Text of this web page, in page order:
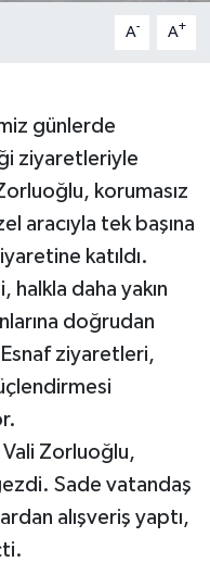
A- A+
günlerde
ziyaretleriyle
korumasız
aracıyla tek başına
katıldı.
daha yakın
doğrudan
ziyaretleri,
Vali Zorluoğlu,
Sade vatandaş
alışveriş yaptı,